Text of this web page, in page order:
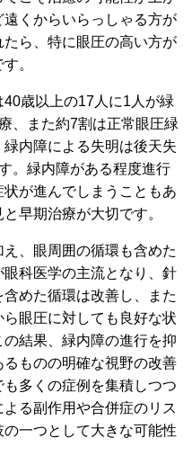
くからいらっしゃる方が
ら、特に眼圧の高い方が
。
歳以上の17人に1人が緑
、また約7割は正常眼圧緑
内障による失明は後天失
。緑内障がある程度進行
が進んでしまうこともあ
早期治療が大切です。
、眼周囲の循環も含めた
科医学の主流となり、針
めた循環は改善し、また
眼圧に対しても良好な状
結果、緑内障の進行を抑
ものの明確な視野の改善
多くの症例を集積しつつ
る副作用や合併症のリス
一つとして大きな可能性